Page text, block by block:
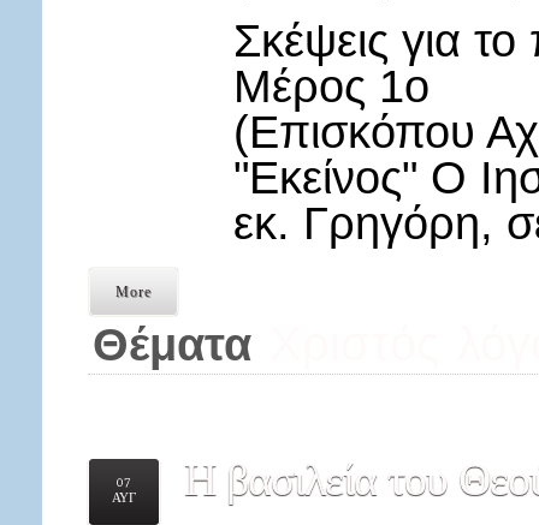
Σκέψεις για
Μέρος 1ο
(Επισκόπου
"Εκείνος" Ο
εκ. Γρηγόρη,
More
Θέματα
07
ΑΥΓ
Ηβασιλεία του